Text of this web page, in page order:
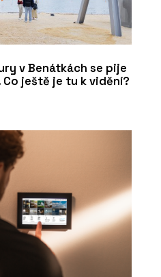
v Benátkách se pije
Co ještě je tu k vidění?